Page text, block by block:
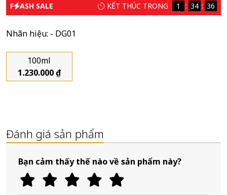
F ASH SALE KẾT THÚC TRONG 1 34 36
Nhãn hiệu: - DG01
100ml
1.230.000 ₫
Đánh giá sản phẩm
Bạn cảm thấy thế nào về sản phẩm này?